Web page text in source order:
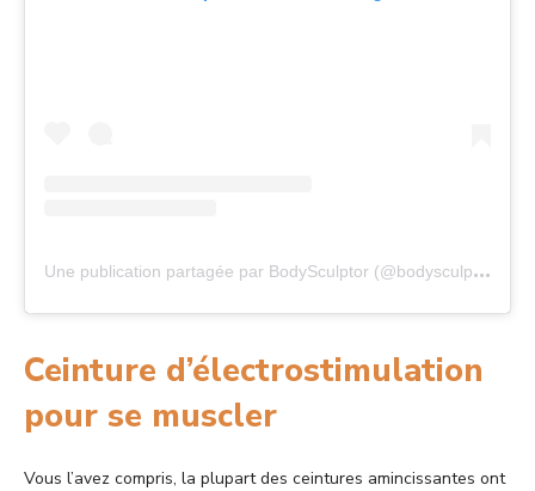
U
ne publication partagée par BodySculptor (@bodysculptor_fr)
Ceinture d’électrostimulation
pour se muscler
Vous l’avez compris, la plupart des ceintures amincissantes ont